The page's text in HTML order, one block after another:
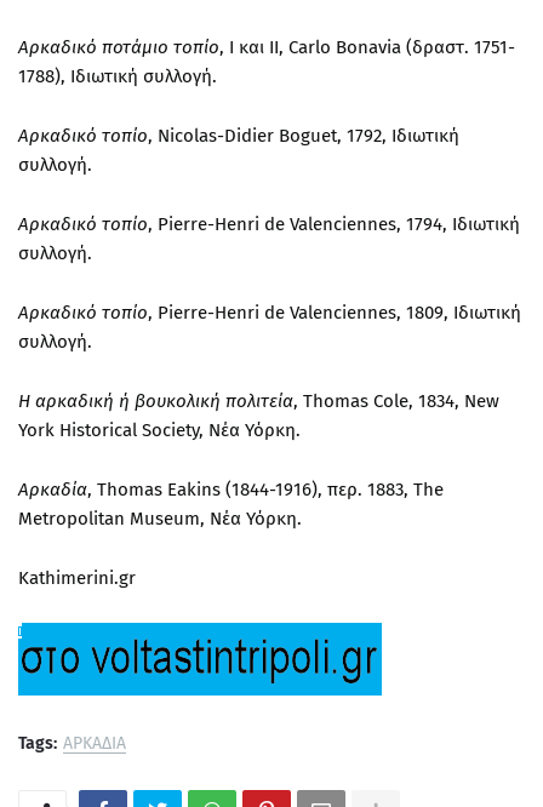
Αρκαδικό ποτάμιο τοπίο, Ι και ΙΙ, Carlo Bonavia (δραστ. 1751-
1788), Ιδιωτική συλλογή.
Αρκαδικό τοπίο, Nicolas-Didier Boguet, 1792, Ιδιωτική
συλλογή.
Αρκαδικό τοπίο, Pierre-Henri de Valenciennes, 1794, Ιδιωτική
συλλογή.
Αρκαδικό τοπίο, Pierre-Henri de Valenciennes, 1809, Ιδιωτική
συλλογή.
Η αρκαδική ή βουκολική πολιτεία, Thomas Cole, 1834, New
York Historical Society, Νέα Υόρκη.
Αρκαδία, Thomas Eakins (1844-1916), περ. 1883, The
Metropolitan Museum, Νέα Υόρκη.
Kathimerini.gr
Tags: ΑΡΚΑΔΙΑ